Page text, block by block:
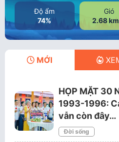
Độ ẩm
74%
Gió
2.68
MỚI
HỌP MẶT 30
1993-1996:
vẫn còn đây…
Đời sống